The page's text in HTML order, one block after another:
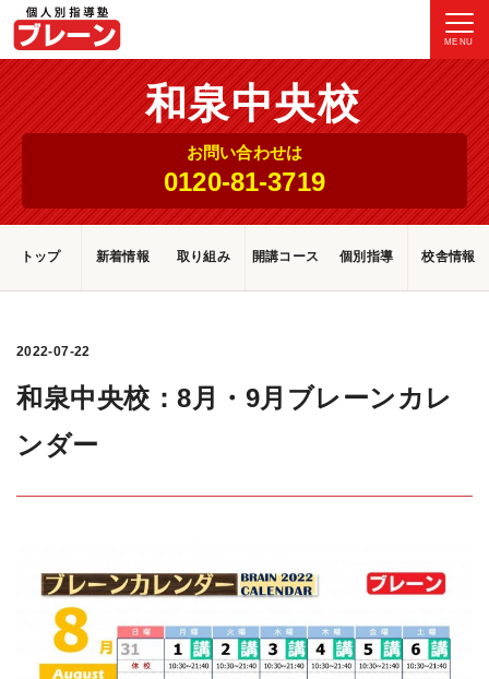
MENU
和泉中央校
お問い合わせは
0120-81-3719
トップ 新着情報 取り組み 開講コース 個別指導 校舎情報
2022-07-22
和泉中央校：8月・9月ブレーンカレ
ンダー